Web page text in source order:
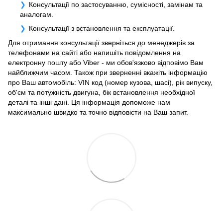
Консультації по застосуванню, сумісності, замінам та
аналогам.
Консультації з встановлення та експлуатації.
Для отримання консультації зверніться до менеджерів за
телефонами на сайті або напишіть повідомлення на
електронну пошту або Viber - ми обов'язково відповімо Вам
найближчим часом. Також при зверненні вкажіть інформацію
про Ваш автомобіль: VIN код (номер кузова, шасі), рік випуску,
об'єм та потужність двигуна, бік встановлення необхідної
деталі та інші дані. Ця інформація допоможе нам
максимально швидко та точно відповісти на Ваш запит.